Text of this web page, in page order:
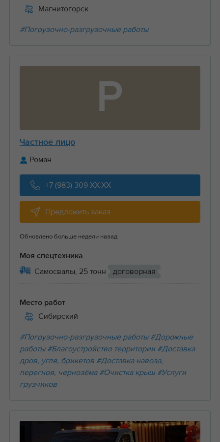
Магнитогорск
#Погрузочно-разгрузочные работы
Р
Частное лицо
Роман
+7 (983) 309-XX-XX
Предложить заказ
Обновлено больше недели назад
Моя спецтехника
Самосвалы, 25 тонн договорная
Место работ
Сибирский
#Погрузочно-разгрузочные работы #Дорожные
работы #Благоустройство территории #Доставка
дров, угля, брикетов #Доставка навоза,
перегноя, чернозёма #Очистка крыш #Услуги
грузчиков